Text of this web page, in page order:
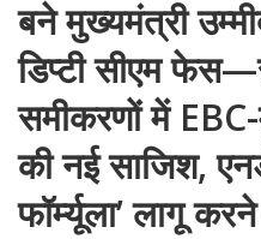
बने मुख्यमंत्री
डिप्टी सीएम
समीकरणों में EBC-
की नई साजिश,
फॉर्म्यूला’ लागू